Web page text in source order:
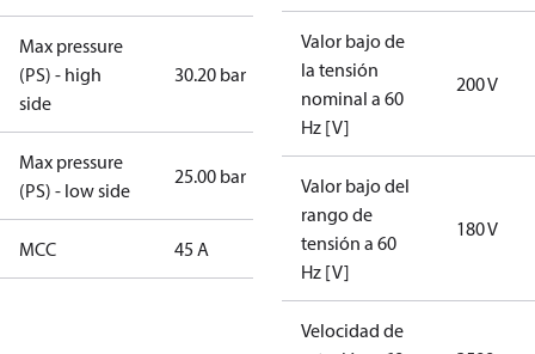
Max pressure
(PS) - high
side
30.20 bar
Max pressure
(PS) - low side
25.00 bar
MCC 45 A
Valor bajo de
la tensión
nominal a 60
Hz [V]
200 V
Valor bajo del
rango de
tensión a 60
Hz [V]
180 V
Velocidad de